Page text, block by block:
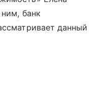
банк
данный